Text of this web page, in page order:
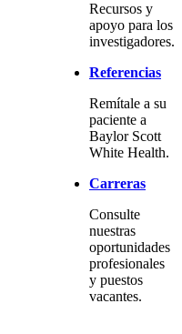
Recursos y
apoyo para los
investigadores.
Referencias
Remítale a su
paciente a
Baylor Scott
White Health.
Carreras
Consulte
nuestras
oportunidades
profesionales
y puestos
vacantes.